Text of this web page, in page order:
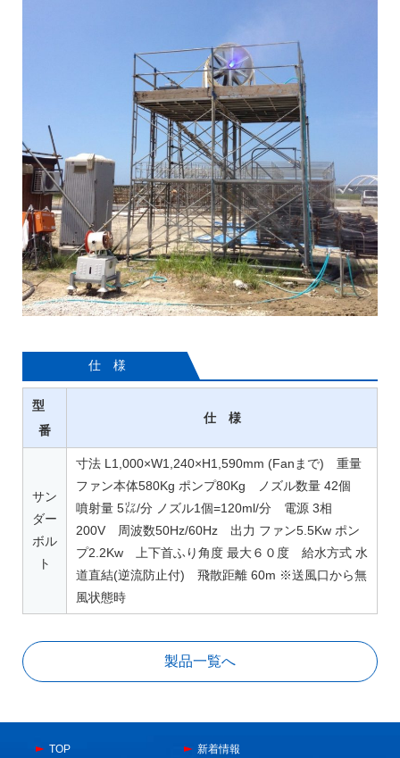
仕 様
型
番
仕 様
サン
ダー
ボル
ト
寸法 L1,000×W1,240×H1,590mm (Fanまで) 重量
ファン本体580Kg ポンプ80Kg ノズル数量 42個
噴射量 5㍑/分 ノズル1個=120ml/分 電源 3相
200V 周波数50Hz/60Hz 出力 ファン5.5Kw ポン
プ2.2Kw 上下首ふり角度 最大６０度 給水方式 水
道直結(逆流防止付) 飛散距離 60m ※送風口から無
風状態時
製品一覧へ
TOP 新着情報